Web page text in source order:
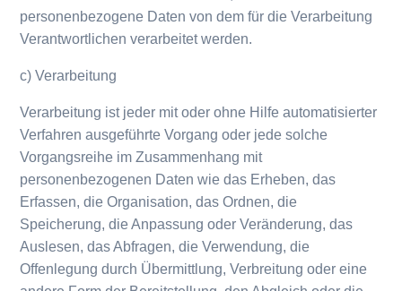
personenbezogene Daten von dem für die Verarbeitung
Verantwortlichen verarbeitet werden.
c) Verarbeitung
Verarbeitung ist jeder mit oder ohne Hilfe automatisierter
Verfahren ausgeführte Vorgang oder jede solche
Vorgangsreihe im Zusammenhang mit
personenbezogenen Daten wie das Erheben, das
Erfassen, die Organisation, das Ordnen, die
Speicherung, die Anpassung oder Veränderung, das
Auslesen, das Abfragen, die Verwendung, die
Offenlegung durch Übermittlung, Verbreitung oder eine